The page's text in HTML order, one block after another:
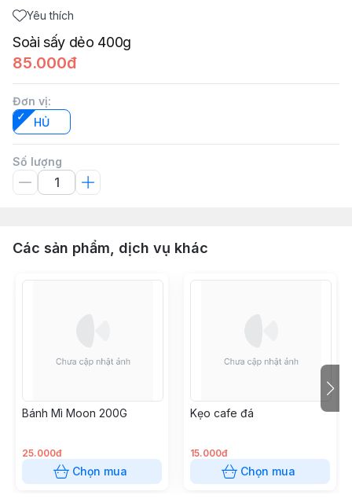
Yêu thích
Soài sấy dẻo 400g
85.000đ
Đơn vị:
HỦ
Số lượng
Các sản phẩm, dịch vụ khác
Bánh Mì Moon 200G
25.000đ
Chọn mua
Kẹo cafe đá
15.000đ
Chọn mua